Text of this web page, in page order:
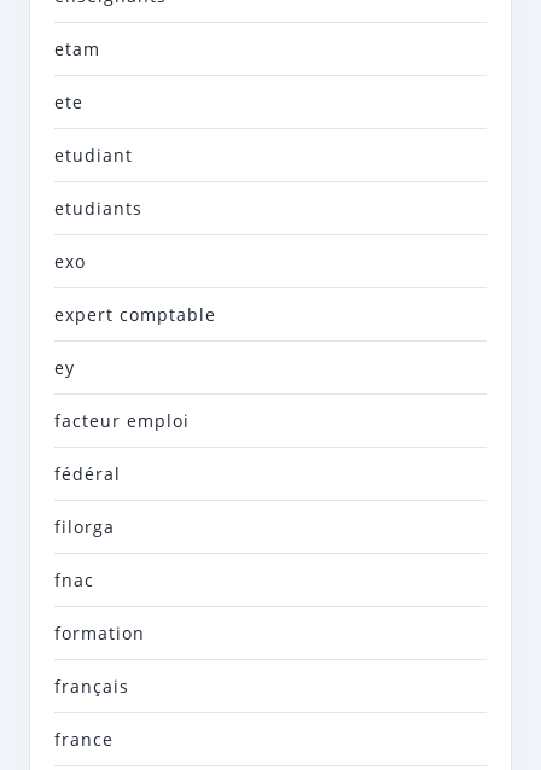
etam
ete
etudiant
etudiants
exo
expert comptable
ey
facteur emploi
fédéral
filorga
fnac
formation
français
france